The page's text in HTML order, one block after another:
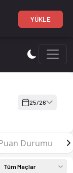
|
25/26
Durumu
Tüm Maçlar
YÜKLE